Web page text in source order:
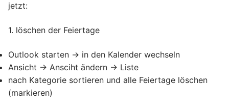
jetzt:
1. löschen der Feiertage
Outlook starten -> in den Kalender wechseln
Ansicht -> Ansciht ändern -> Liste
nach Kategorie sortieren und alle Feiertage löschen
(markieren)